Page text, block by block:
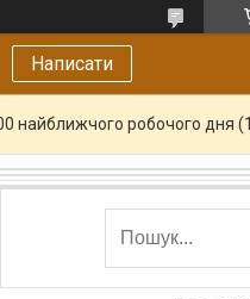
Написати
найближчого робочого дня